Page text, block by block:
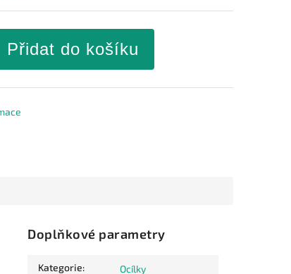
Přidat do košíku
Doplňkové parametry
Kategorie: Ocílky